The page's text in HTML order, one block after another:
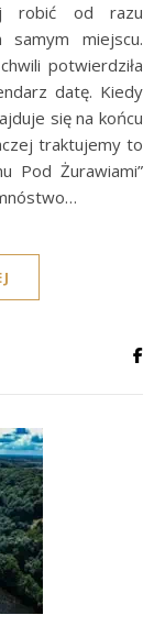
robić od razu
miejscu.
potwierdziła
datę. Kiedy
się na końcu
traktujemy to
Pod Żurawiami”